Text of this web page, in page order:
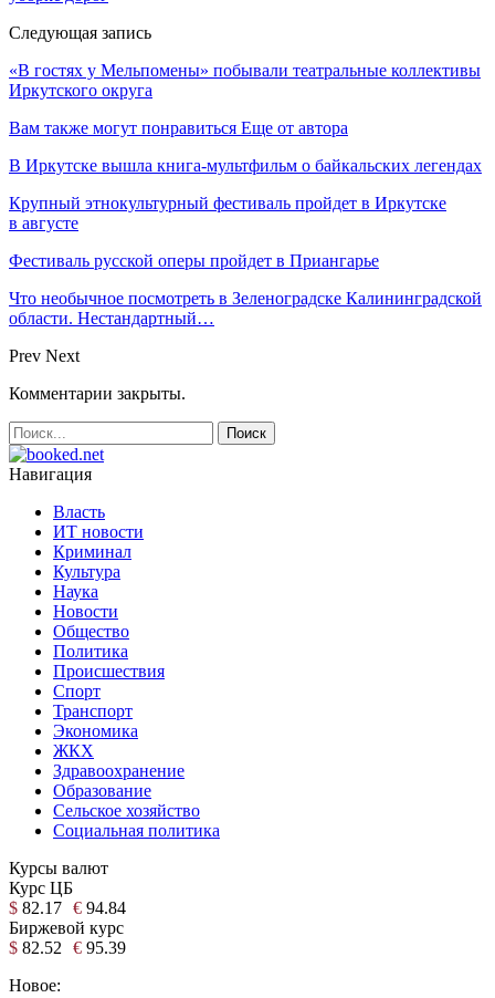
Следующая запись
«В гостях у Мельпомены» побывали театральные коллективы
Иркутского округа
Вам также могут понравиться Еще от автора
В Иркутске вышла книга-мультфильм о байкальских легендах
Крупный этнокультурный фестиваль пройдет в Иркутске
в августе
Фестиваль русской оперы пройдет в Приангарье
Что необычное посмотреть в Зеленоградске Калининградской
области. Нестандартный…
Prev Next
Комментарии закрыты.
Навигация
Власть
ИТ новости
Криминал
Культура
Наука
Новости
Общество
Политика
Происшествия
Спорт
Транспорт
Экономика
ЖКХ
Здравоохранение
Образование
Сельское хозяйство
Социальная политика
Курсы валют
Курс ЦБ
$ 82.17 € 94.84
Биржевой курс
$ 82.52 € 95.39
Новое: